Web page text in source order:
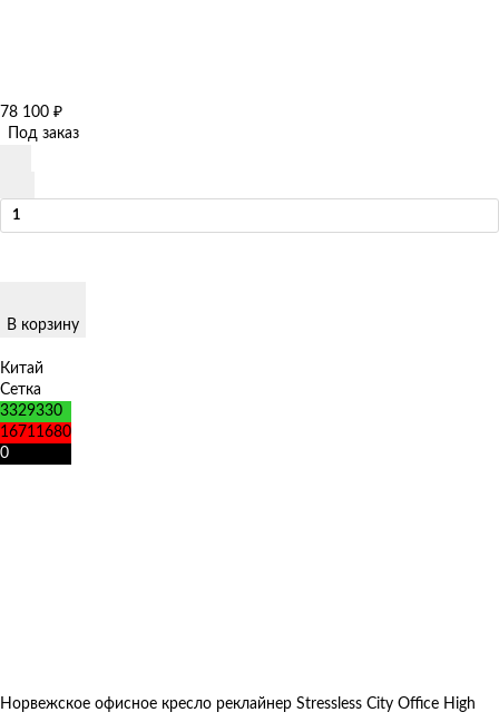
78 100 ₽
Под заказ
В корзину
Китай
Сетка
3329330
16711680
0
Норвежское офисное кресло реклайнер Stressless City Office High